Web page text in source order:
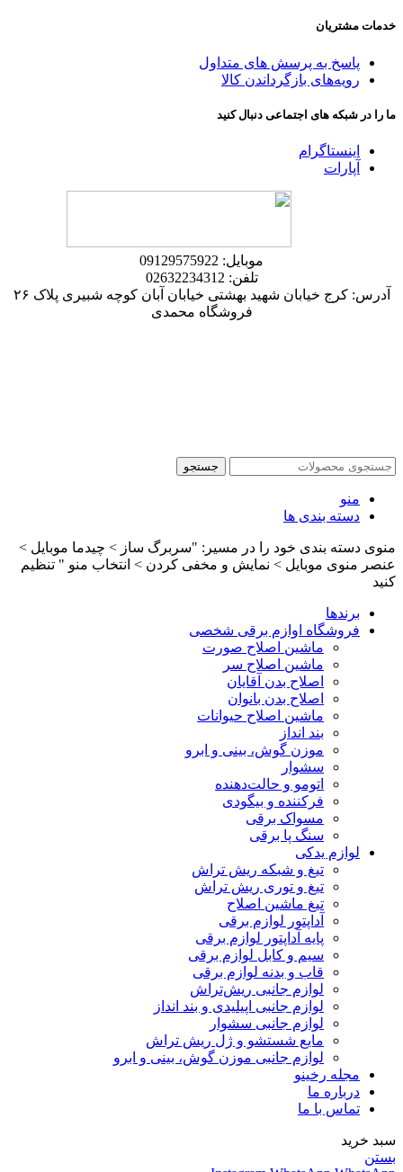
خدمات مشتریان
پاسخ به پرسش های متداول
رویه‌های بازگرداندن کالا
ما را در شبکه های اجتماعی دنبال کنید
اینستاگرام
آپارات
موبایل: 09129575922
تلفن: 02632234312
آدرس: کرج خیابان شهید بهشتی خیابان آبان کوچه شبیری پلاک ۲۶
فروشگاه محمدی
جستجو
منو
دسته بندی ها
منوی دسته بندی خود را در مسیر: "سربرگ ساز > چیدما موبایل >
عنصر منوی موبایل > نمایش و مخفی کردن > انتخاب منو " تنظیم
کنید
برندها
فروشگاه اوازم برقی شخصی
ماشین اصلاح صورت
ماشین اصلاح سر
اصلاح بدن آقایان
اصلاح بدن بانوان
ماشین اصلاح حیوانات
بند انداز
موزن گوش، بینی و ابرو
سشوار
اتومو و حالت‌دهنده
فرکننده و بیگودی
مسواک برقی
سنگ پا برقی
لوازم یدکی
تیغ و شبکه ریش تراش
تیغ و توری ریش تراش
تیغ ماشین اصلاح
آداپتور لوازم برقی
پایه آداپتور لوازم برقی
سیم و کابل لوازم برقی
قاب و بدنه لوازم برقی
لوازم جانبی ریش‌تراش
لوازم جانبی اپیلیدی و بند انداز
لوازم جانبی سشوار
مایع شستشو و ژل ریش تراش
لوازم جانبی موزن گوش، بینی و ابرو
مجله رخینو
درباره ما
تماس با ما
سبد خرید
بستن